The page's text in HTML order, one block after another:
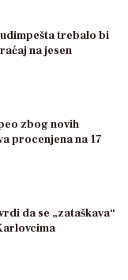
trebalo bi
na jesen
zbog novih
procenjena na 17
da se „zataškava“